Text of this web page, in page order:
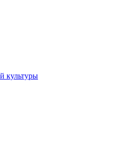
культуры